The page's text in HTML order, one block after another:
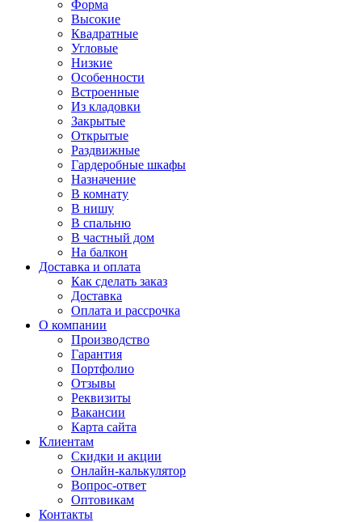
Форма
Высокие
Квадратные
Угловые
Низкие
Особенности
Встроенные
Из кладовки
Закрытые
Открытые
Раздвижные
Гардеробные шкафы
Назначение
В комнату
В нишу
В спальню
В частный дом
На балкон
Доставка и оплата
Как сделать заказ
Доставка
Оплата и рассрочка
О компании
Производство
Гарантия
Портфолио
Отзывы
Реквизиты
Вакансии
Карта сайта
Клиентам
Скидки и акции
Онлайн-калькулятор
Вопрос-ответ
Оптовикам
Контакты